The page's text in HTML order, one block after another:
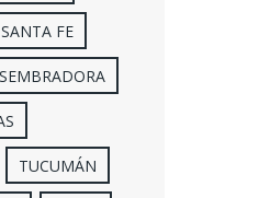
SANTA FE
SEMBRADORA
TUCUMÁN